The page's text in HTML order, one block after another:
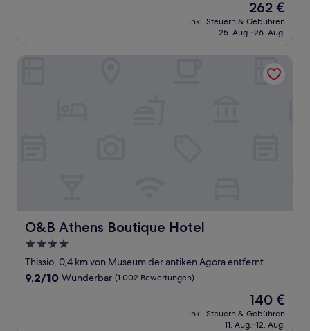
Der
Preis
beträgt
262 €
inkl. Steuern & Gebühren
25. Aug.–26. Aug.
O&B Athens Boutique Hotel
O&B Athens Boutique Hotel
4.0-
Sterne-
Unterkunft
Thissio, 0,4 km von Museum der antiken Agora entfernt
9.2
9,2/10 Wunderbar (1.002 Bewertungen)
Der
Preis
beträgt
140 €
inkl. Steuern & Gebühren
11. Aug.–12. Aug.